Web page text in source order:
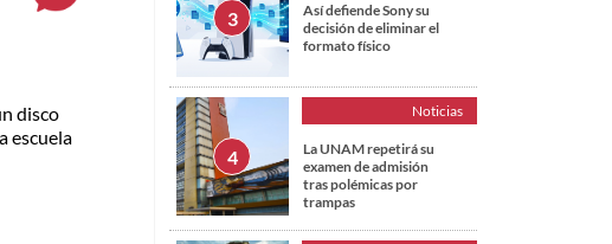
disco
escuela
Así defiende Sony su
decisión de eliminar el
formato físico
Noticias
La UNAM repetirá su
examen de admisión
tras polémicas por
trampas